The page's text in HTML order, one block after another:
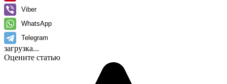
Viber
WhatsApp
Telegram
загрузка...
Оцените статью